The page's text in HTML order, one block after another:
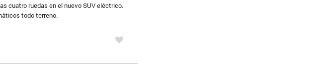
cuatro ruedas en el nuevo SUV eléctrico.
todo terreno.